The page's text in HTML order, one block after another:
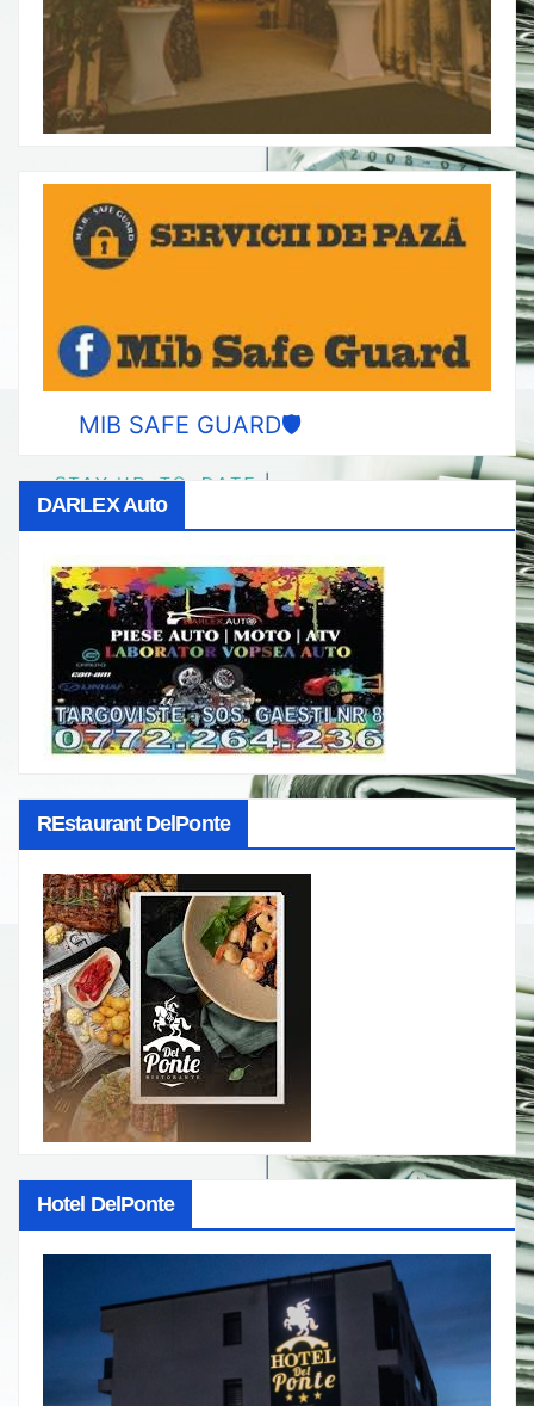
MIB SAFE GUARD🛡️
DARLEX Auto
REstaurant DelPonte
Hotel DelPonte